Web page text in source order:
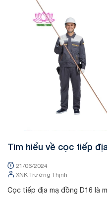
Tin tức
Tìm hiểu về cọc tiếp
của nó
21/06/2024
XNK Trường Thịnh
Cọc tiếp địa mạ đồng D16 là